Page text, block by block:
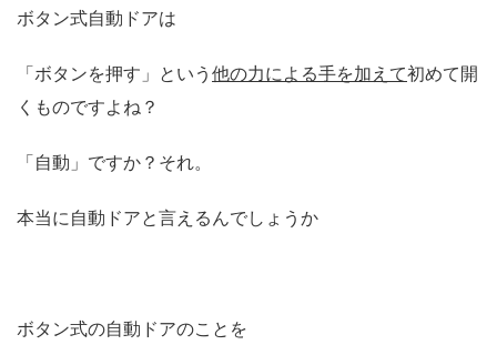
ボタン式自動ドアは
「ボタンを押す」という 他の力による手を加えて初めて開
くものですよね？
「自動」ですか？それ。
本当に自動ドアと言えるんでしょうか
ボタン式の自動ドアのことを